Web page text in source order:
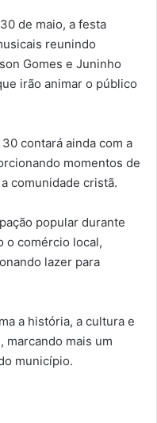
de maio, a festa
reunindo
Gomes e Juninho
irão animar o público
contará ainda com a
momentos de
comunidade cristã.
popular durante
o comércio local,
lazer para
a história, a cultura e
marcando mais um
município.